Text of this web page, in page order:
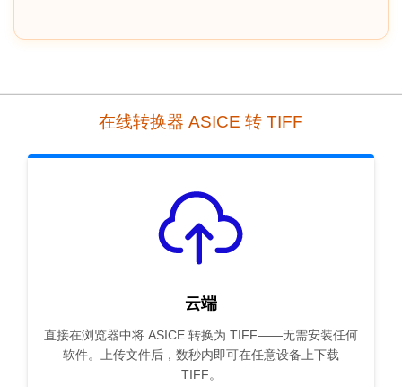
在线转换器 ASICE 转 TIFF
云端
直接在浏览器中将 ASICE 转换为 TIFF——无需安装任何
软件。上传文件后，数秒内即可在任意设备上下载
TIFF。